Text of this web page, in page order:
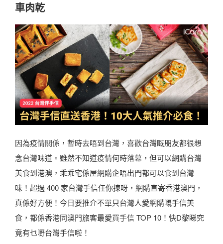
禮
都
可
以
日
本
！
〉
中
秋
送
禮
｜
十
款
送
大
方
又
有
面
子
的
車肉乾
因為疫情關係，暫時去唔到台灣，喜歡台灣嘅朋友都很想
念台灣味道。雖然不知道疫情何時落幕，但可以網購台灣
美食到港澳，乖乖宅係屋網購企唔出門都可以食到台灣
味！超過 400 家台灣手信任你揀呀，網購直寄香港澳門，
真係好方便！今日要推介不單只台灣人愛網購嘅手信美
食，都係香港同澳門旅客最愛買手信 TOP 10！快D黎睇究
竟有乜嘢台灣手信啦！